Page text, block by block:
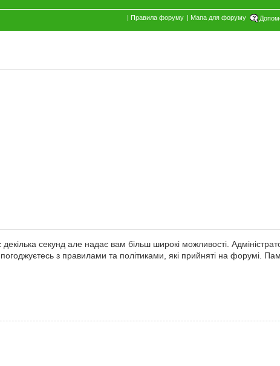
| Правила форуму | Мапа для форуму
секунд але надає вам більш широкі можливості.
з правилами та політиками, які прийняті на форумі.